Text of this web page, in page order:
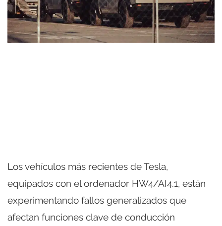
Los vehículos más recientes de Tesla,
equipados con el ordenador HW4/AI4.1, están
experimentando fallos generalizados que
afectan funciones clave de conducción